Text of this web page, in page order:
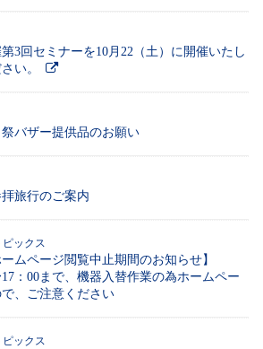
3回セミナーを10月22（土）に開催いたし
い。
バザー提供品のお願い
旅行のご案内
ックス
ムページ閲覧中止期間のお知らせ】
：00まで、機器入替作業の為ホームペー
、ご注意ください
ックス